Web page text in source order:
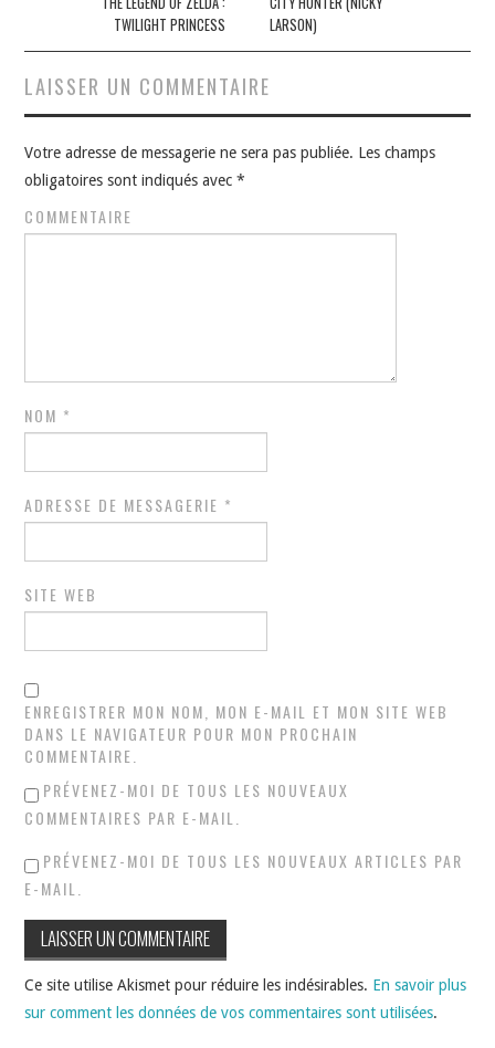
TWILIGHT PRINCESS
LARSON)
LAISSER UN COMMENTAIRE
Votre adresse de messagerie ne sera pas publiée. Les champs
obligatoires sont indiqués avec*
COMMENTAIRE
NOM *
ADRESSE DE MESSAGERIE *
SITE WEB
ENREGISTRER MON NOM, MON E-MAIL ET MON SITE WEB
DANS LE NAVIGATEUR POUR MON PROCHAIN
COMMENTAIRE.
PRÉVENEZ-MOI DE TOUS LES NOUVEAUX
COMMENTAIRES PAR E-MAIL.
PRÉVENEZ-MOI DE TOUS LES NOUVEAUX ARTICLES PAR
E-MAIL.
Ce site utilise Akismet pour réduire les indésirables. En savoir plus
sur comment les données de vos commentaires sont utilisées.